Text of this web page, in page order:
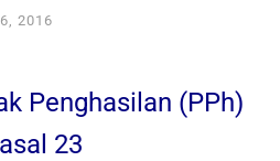
2016
Penghasilan (PPh)
23